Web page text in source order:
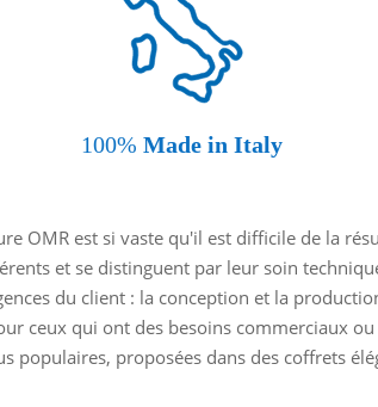
100% Made in Italy
OMR est si vaste qu'il est difficile de la
et se distinguent par leur soin
du client : la conception et la
ceux qui ont des besoins commerciaux
populaires, proposées dans des coffrets